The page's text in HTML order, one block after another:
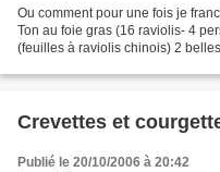
Ou comment pour une fois je
Ton au foie gras (16 raviolis- 4
(feuilles à raviolis chinois) 2
Crevettes et
Publié le 20/10/2006 à 20:42